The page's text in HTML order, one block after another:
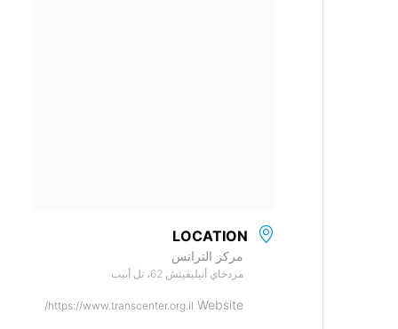
LOCATION
مركز الترانس
مردخاي أنيليفيتش 62، تل أبيب
Website
https://www.transcenter.org.il/